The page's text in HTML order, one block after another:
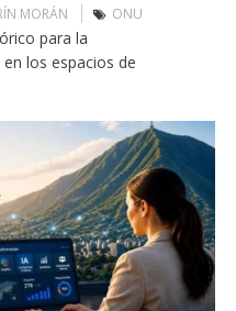
MORÁN ONU
para la
los espacios de